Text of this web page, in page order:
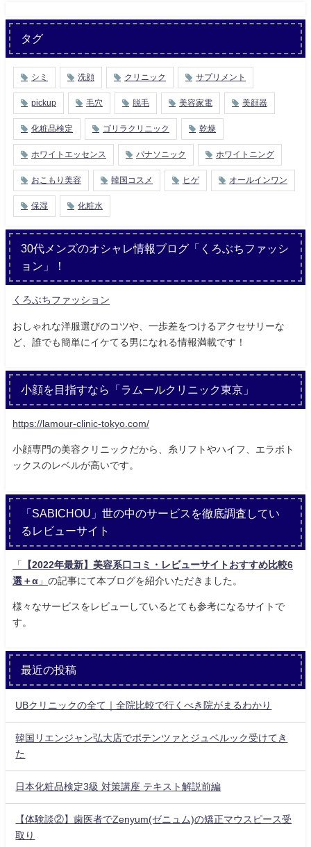
タグ
シミ 洗顔 クリニック サプリメント
pickup 毛穴 脱毛 美容家電 美顔器
化粧品検定 ゴリラクリニック 乾燥
ホワイトエッセンス パナソニック ホワイトニング
おこもり美容 韓国コスメ ヒゲ オールインワン
保湿 化粧水
30代メンズのオシャレ情報ブログ「くろぶちファッシ
ョン」！
くろぶちファッション
おしゃれな洋服選びのコツや、一歩差をつけるアクセサリーな
ど、誰でも簡単にイケてる男になれる情報満載です！
小顔を目指すなら「ラムールクリニック東京」
https://lamour-clinic-tokyo.com/
小顔専門の美容クリニックだから、糸リフトやハイフ、エラボト
ックスのレベルが高いです。
「SABICHOU」世の中のサービスを徹底調査してい
るレビューサイト
「
【2022年最新】美容系口コミ・レビューサイトおすすめ比較6
選＋α 」 の記事にて本ブログを紹介いただきました。
様々なサービスをレビューしているとても参考になるサイトで
す。
最近の投稿
UBクリニックの全て｜全院比較で行くべき院がまるわかり
韓国リエンジャン弘大店でポテンツァとジュベルック受けてき
た
日本化粧品検定3級 対策講座 テキスト解説前編
【体験談②】歯医者でZenyum(ゼニュム)の矯正マウスピース受
取り